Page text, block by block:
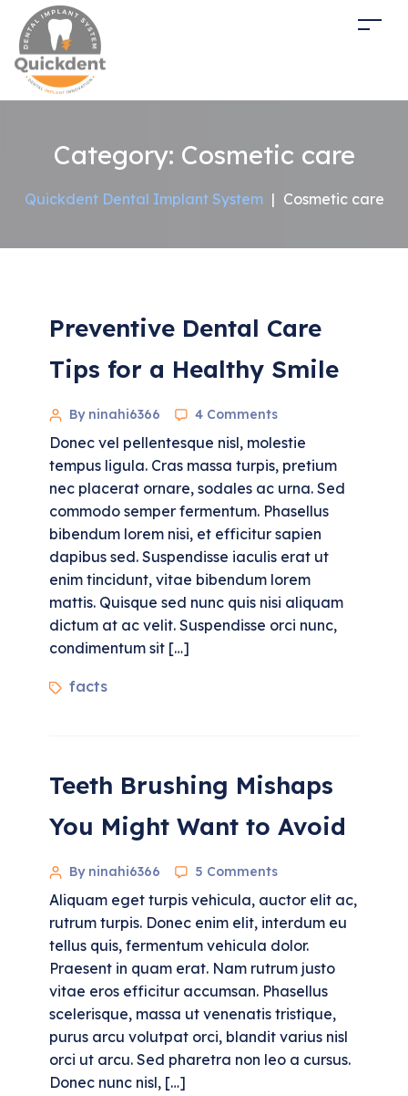
Category: Cosmetic care
Quickdent Dental Implant System | Cosmetic care
Preventive Dental Care
Tips for a Healthy Smile
By ninahi6366 4 Comments
Donec vel pellentesque nisl, molestie
tempus ligula. Cras massa turpis, pretium
nec placerat ornare, sodales ac urna. Sed
commodo semper fermentum. Phasellus
bibendum lorem nisi, et efficitur sapien
dapibus sed. Suspendisse iaculis erat ut
enim tincidunt, vitae bibendum lorem
mattis. Quisque sed nunc quis nisi aliquam
dictum at ac velit. Suspendisse orci nunc,
condimentum sit […]
facts
Teeth Brushing Mishaps
You Might Want to Avoid
By ninahi6366 5 Comments
Aliquam eget turpis vehicula, auctor elit ac,
rutrum turpis. Donec enim elit, interdum eu
tellus quis, fermentum vehicula dolor.
Praesent in quam erat. Nam rutrum justo
vitae eros efficitur accumsan. Phasellus
scelerisque, massa ut venenatis tristique,
purus arcu volutpat orci, blandit varius nisl
orci ut arcu. Sed pharetra non leo a cursus.
Donec nunc nisl, […]